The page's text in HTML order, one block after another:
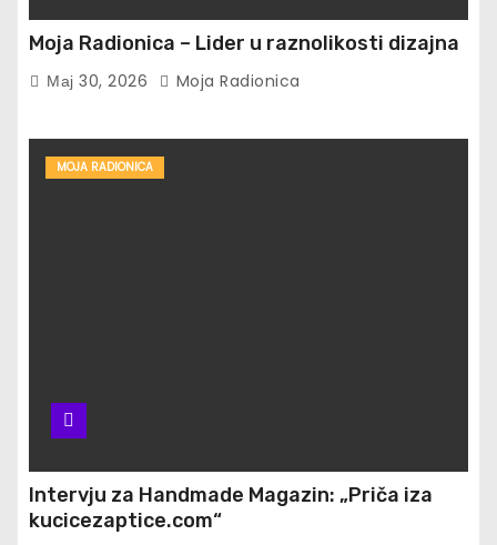
Moja Radionica – Lider u raznolikosti dizajna
Мај 30, 2026 Moja Radionica
MOJA RADIONICA
Intervju za Handmade Magazin: „Priča iza
kucicezaptice.com“